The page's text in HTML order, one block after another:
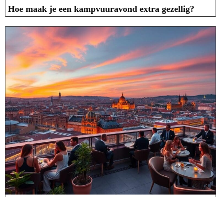
Hoe maak je een kampvuuravond extra gezellig?